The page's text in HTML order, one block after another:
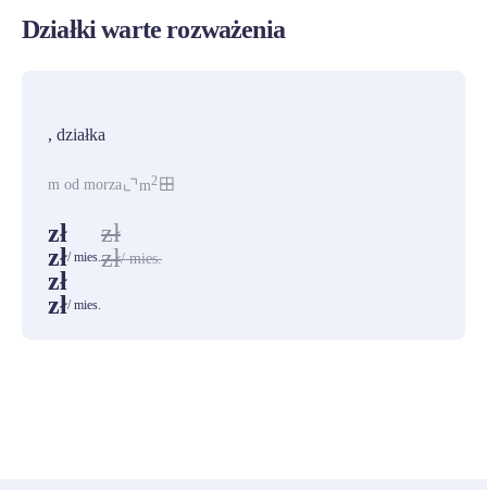
Działki warte rozważenia
, działka
m od morza m2
zł
zł/ mies.
zł
zł/ mies.
zł
zł/ mies.